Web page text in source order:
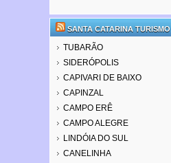
SANTA CATARINA TURISMO
TUBARÃO
SIDERÓPOLIS
CAPIVARI DE BAIXO
CAPINZAL
CAMPO ERÊ
CAMPO ALEGRE
LINDÓIA DO SUL
CANELINHA